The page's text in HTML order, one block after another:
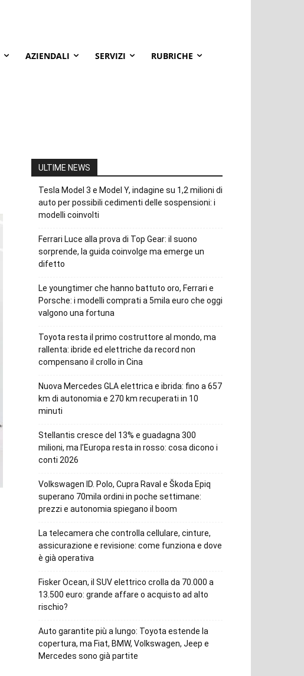
AZIENDALI SERVIZI RUBRICHE
ULTIME NEWS
Tesla Model 3 e Model Y, indagine su 1,2 milioni di
auto per possibili cedimenti delle sospensioni: i
modelli coinvolti
Ferrari Luce alla prova di Top Gear: il suono
sorprende, la guida coinvolge ma emerge un
difetto
Le youngtimer che hanno battuto oro, Ferrari e
Porsche: i modelli comprati a 5mila euro che oggi
valgono una fortuna
Toyota resta il primo costruttore al mondo, ma
rallenta: ibride ed elettriche da record non
compensano il crollo in Cina
Nuova Mercedes GLA elettrica e ibrida: fino a 657
km di autonomia e 270 km recuperati in 10
minuti
Stellantis cresce del 13% e guadagna 300
milioni, ma l’Europa resta in rosso: cosa dicono i
conti 2026
Volkswagen ID. Polo, Cupra Raval e Škoda Epiq
superano 70mila ordini in poche settimane:
prezzi e autonomia spiegano il boom
La telecamera che controlla cellulare, cinture,
assicurazione e revisione: come funziona e dove
è già operativa
Fisker Ocean, il SUV elettrico crolla da 70.000 a
13.500 euro: grande affare o acquisto ad alto
rischio?
Auto garantite più a lungo: Toyota estende la
copertura, ma Fiat, BMW, Volkswagen, Jeep e
Mercedes sono già partite